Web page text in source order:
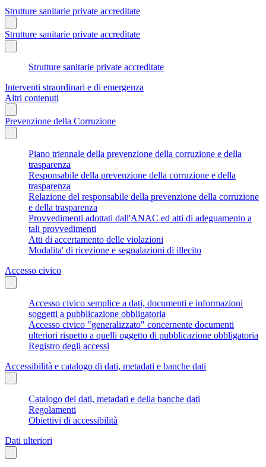
Strutture sanitarie private accreditate
Strutture sanitarie private accreditate
Strutture sanitarie private accreditate
Interventi straordinari e di emergenza
Altri contenuti
Prevenzione della Corruzione
Piano triennale della prevenzione della corruzione e della
trasparenza
Responsabile della prevenzione della corruzione e della
trasparenza
Relazione del responsabile della prevenzione della corruzione
e della trasparenza
Provvedimenti adottati dall'ANAC ed atti di adeguamento a
tali provvedimenti
Atti di accertamento delle violazioni
Modalita' di ricezione e segnalazioni di illecito
Accesso civico
Accesso civico semplice a dati, documenti e informazioni
soggetti a pubblicazione obbligatoria
Accesso civico "generalizzato" concernente documenti
ulteriori rispetto a quelli oggetto di pubblicazione obbligatoria
Registro degli accessi
Accessibilità e catalogo di dati, metadati e banche dati
Catalogo dei dati, metadati e della banche dati
Regolamenti
Obiettivi di accessibilità
Dati ulteriori